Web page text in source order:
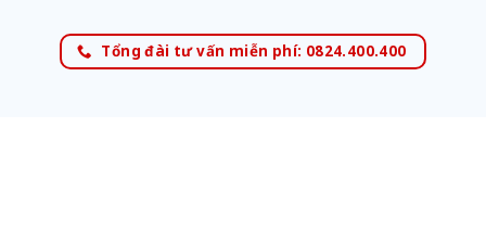
Tổng đài tư vấn miễn phí: 0824.400.400